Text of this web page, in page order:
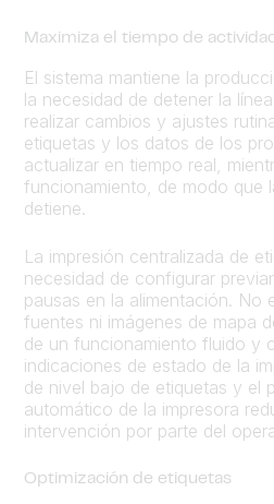
Maximiza el tiempo de actividad
El sistema mantiene la
la necesidad de detener la
realizar cambios y ajustes
etiquetas y los datos de los
actualizar en tiempo real,
funcionamiento, de modo que
detiene.
La impresión centralizada de
necesidad de configurar
pausas en la alimentación. No
fuentes ni imágenes de mapa
de un funcionamiento fluido y
indicaciones de estado de la
de nivel bajo de etiquetas y el
automático de la impresora
intervención por parte del
Optimización de etiquetas